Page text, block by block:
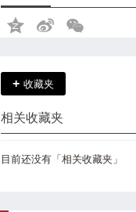
+ 收藏夹
相关收藏夹
目前还没有「相关收藏夹」